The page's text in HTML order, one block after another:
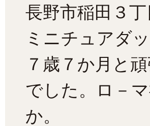
長野市稲田３
ミニチュアダ
７歳７か月と
でした。ロ－
か。